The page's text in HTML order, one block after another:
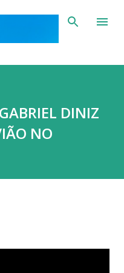
principal
DINIZ
NO